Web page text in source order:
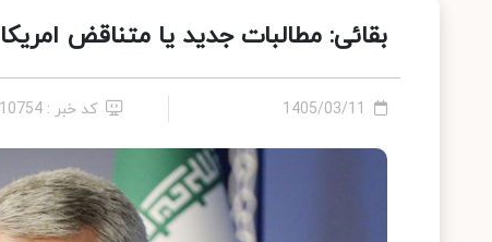
بقائی: مطالبات جدید یا متناقض
1405/03/11 کد خبر : 2410754